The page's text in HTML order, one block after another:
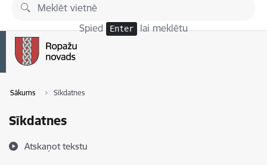
Pāriet uz lapas saturu
Spied Enter lai meklētu
Sākums Sīkdatnes
Sīkdatnes
Atskaņot tekstu